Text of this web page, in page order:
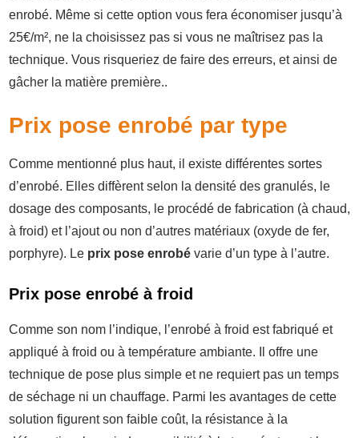
enrobé. Même si cette option vous fera économiser jusqu’à
25€/m², ne la choisissez pas si vous ne maîtrisez pas la
technique. Vous risqueriez de faire des erreurs, et ainsi de
gâcher la matière première..
Prix pose enrobé par type
Comme mentionné plus haut, il existe différentes sortes
d’enrobé. Elles diffèrent selon la densité des granulés, le
dosage des composants, le procédé de fabrication (à chaud,
à froid) et l’ajout ou non d’autres matériaux (oxyde de fer,
porphyre). Le prix pose enrobé varie d’un type à l’autre.
Prix pose enrobé à froid
Comme son nom l’indique, l’enrobé à froid est fabriqué et
appliqué à froid ou à température ambiante. Il offre une
technique de pose plus simple et ne requiert pas un temps
de séchage ni un chauffage. Parmi les avantages de cette
solution figurent son faible coût, la résistance à la